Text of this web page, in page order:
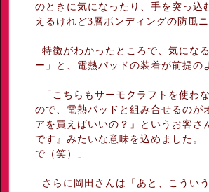
のときに気になったり、手を突っ込
えるけれど3層ボンディングの防風
特徴がわかったところで、気にな
ー」と、電熱パッドの装着が前提の
「こちらもサーモクラフトを使わ
ので、電熱パッドと組み合せるのが
アを買えばいいの？』というお客
です』みたいな意味を込めました
で（笑）」
さらに岡田さんは「あと、こうい